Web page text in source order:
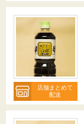
店舗まとめて
配送